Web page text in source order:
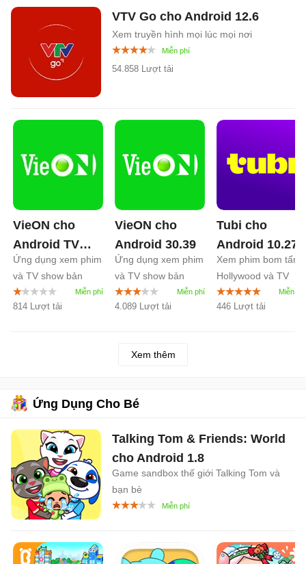
VTV Go cho Android 12.6
Xem truyền hình mọi lúc mọi nơi
54.858 Lượt tải
VieON cho
Android TV
31.0
Ứng dụng xem phim
và TV show bản
quyền
814 Lượt tải
VieON cho
Android 30.39
Ứng dụng xem phim
và TV show bản
quyền
4.089 Lượt tải
Tubi cho
Android 10.27
Xem phim bom tấn
Hollywood và TV
Show miễn phí
446 Lượt tải
Xem thêm
Ứng Dụng Cho Bé
Talking Tom & Friends: World
cho Android 1.8
Game sandbox thế giới Talking Tom và
bạn bè